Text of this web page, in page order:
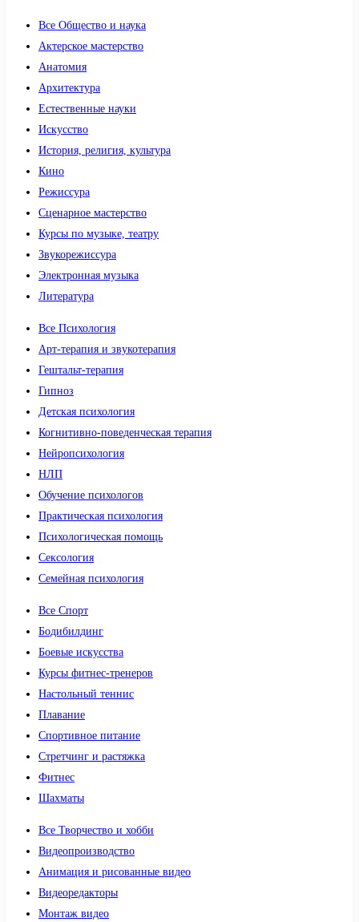
Все Общество и наука
Актерское мастерство
Анатомия
Архитектура
Естественные науки
Искусство
История, религия, культура
Кино
Режиссура
Сценарное мастерство
Курсы по музыке, театру
Звукорежиссура
Электронная музыка
Литература
Все Психология
Арт-терапия и звукотерапия
Гештальт-терапия
Гипноз
Детская психология
Когнитивно-поведенческая терапия
Нейропсихология
НЛП
Обучение психологов
Практическая психология
Психологическая помощь
Сексология
Семейная психология
Все Спорт
Бодибилдинг
Боевые искусства
Курсы фитнес-тренеров
Настольный теннис
Плавание
Спортивное питание
Стретчинг и растяжка
Фитнес
Шахматы
Все Творчество и хобби
Видеопроизводство
Анимация и рисованные видео
Видеоредакторы
Монтаж видео